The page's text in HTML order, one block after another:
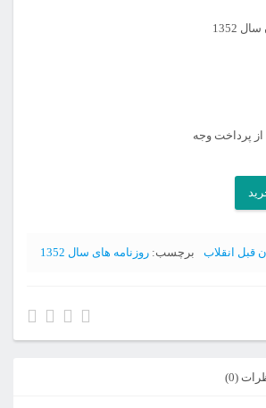
1352
از پرداخت وجه
قبل انقلاب برچسب: روزنامه های سال 1352
(0)